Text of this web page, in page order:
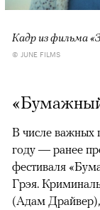
Кадр из фильма
© JUNE FILMS
В числе важных
году — ранее
фестиваля
Грэя.
(Адам Драйвер),